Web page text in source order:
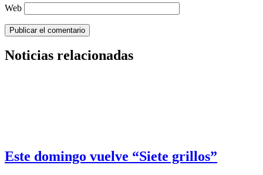
Web
Noticias relacionadas
Este domingo vuelve “Siete grillos”